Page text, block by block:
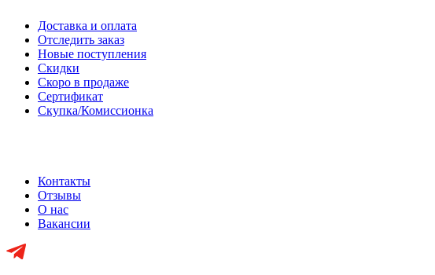
Доставка и оплата
Отследить заказ
Новые поступления
Скидки
Скоро в продаже
Сертификат
Скупка/Комиссионка
Контакты
Отзывы
О нас
Вакансии